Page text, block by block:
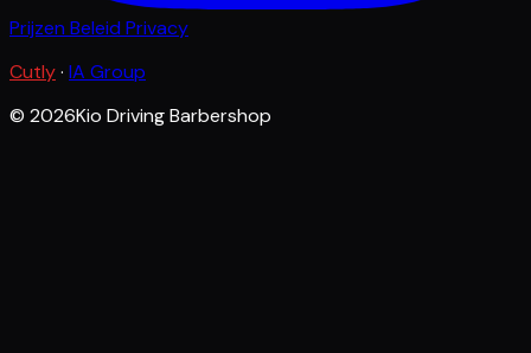
Prijzen Beleid Privacy
Cutly· IA Group
© 2026Kio Driving Barbershop